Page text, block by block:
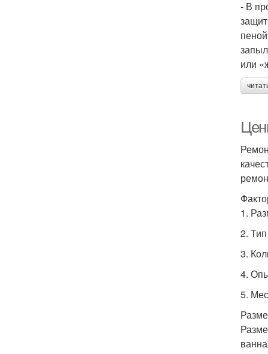
- В
или
1.
2.
3.
4.
5.